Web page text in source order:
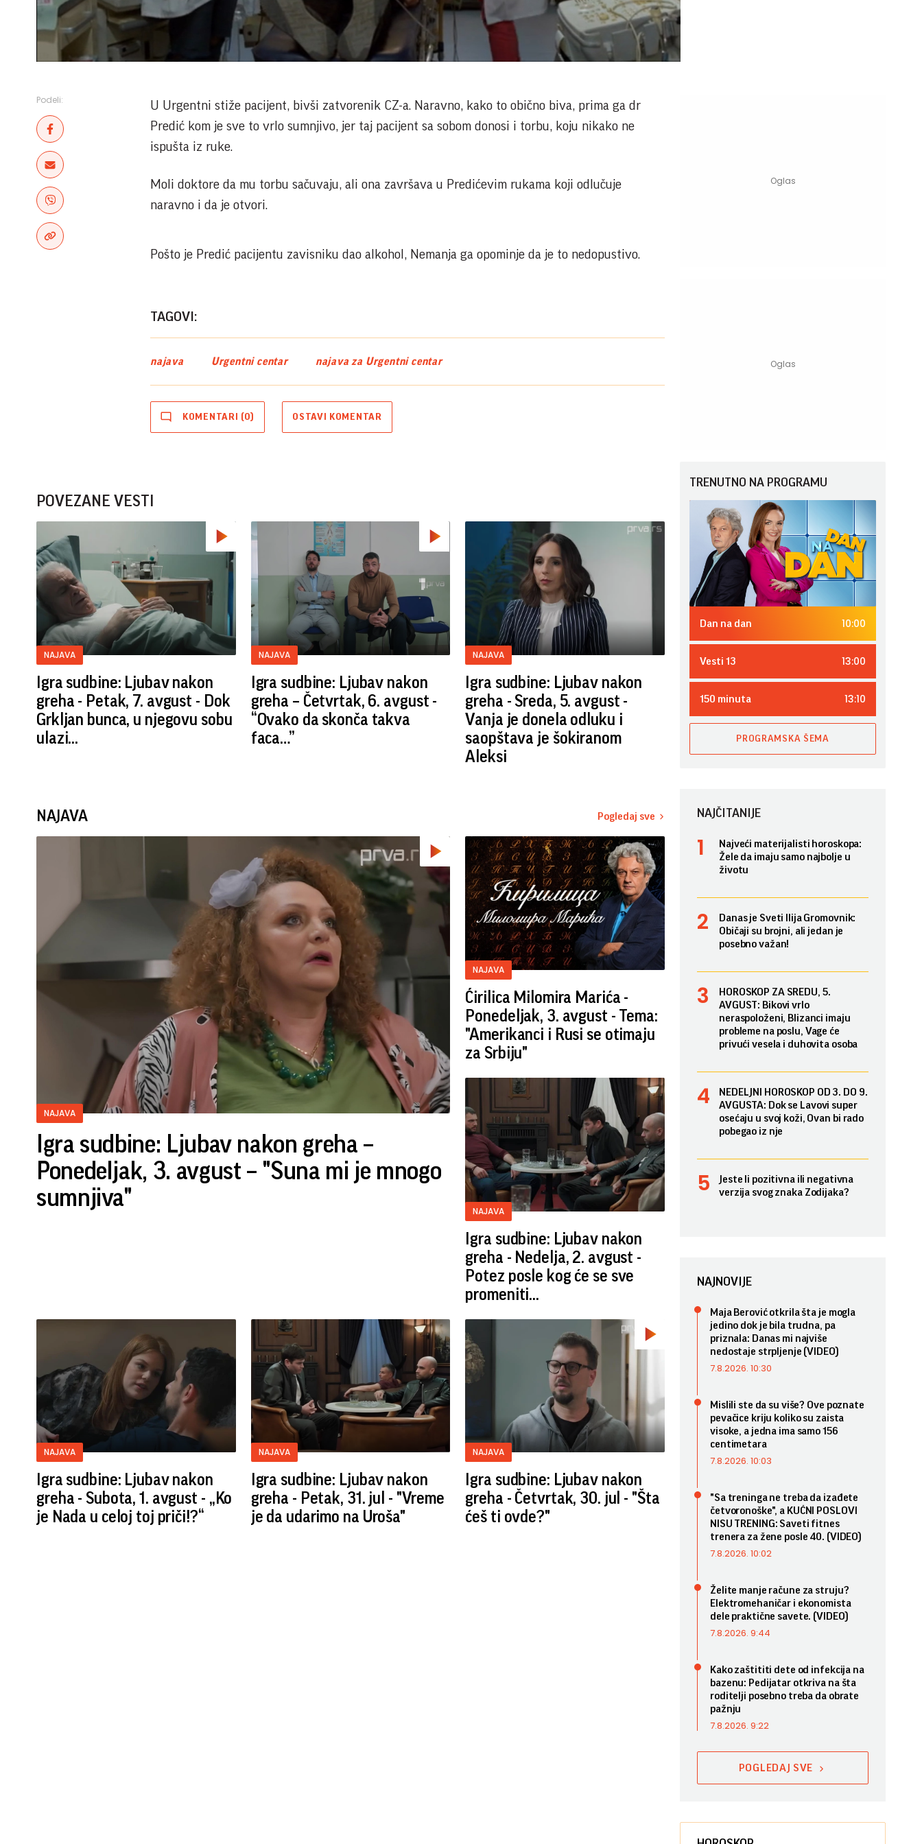
Video
Podeli:
U Urgentni stiže pacijent, bivši zatvorenik CZ-a. Naravno, kako to obično biva, prima ga dr
Predić kom je sve to vrlo sumnjivo, jer taj pacijent sa sobom donosi i torbu, koju nikako ne
ispušta iz ruke.
Moli doktore da mu torbu sačuvaju, ali ona završava u Predićevim rukama koji odlučuje
naravno i da je otvori.
Pošto je Predić pacijentu zavisniku dao alkohol, Nemanja ga opominje da je to nedopustivo.
TAGOVI:
najava Urgentni centar najava za Urgentni centar
KOMENTARI (0) OSTAVI KOMENTAR
POVEZANE VESTI
NAJAVA
Igra sudbine: Ljubav nakon
greha - Petak, 7. avgust - Dok
Grkljan bunca, u njegovu sobu
ulazi...
NAJAVA
Igra sudbine: Ljubav nakon
greha – Četvrtak, 6. avgust -
“Ovako da skonča takva
faca…”
NAJAVA
Igra sudbine: Ljubav nakon
greha - Sreda, 5. avgust -
Vanja je donela odluku i
saopštava je šokiranom
Aleksi
NAJAVA Pogledaj sve
NAJAVA
Igra sudbine: Ljubav nakon greha –
Ponedeljak, 3. avgust – "Suna mi je mnogo
sumnjiva"
NAJAVA
Ćirilica Milomira Marića -
Ponedeljak, 3. avgust - Tema:
"Amerikanci i Rusi se otimaju
za Srbiju"
NAJAVA
Igra sudbine: Ljubav nakon
greha - Nedelja, 2. avgust -
Potez posle kog će se sve
promeniti...
NAJAVA
Igra sudbine: Ljubav nakon
greha - Subota, 1. avgust - „Ko
je Nada u celoj toj priči!?“
NAJAVA
Igra sudbine: Ljubav nakon
greha - Petak, 31. jul - "Vreme
je da udarimo na Uroša"
NAJAVA
Igra sudbine: Ljubav nakon
greha - Četvrtak, 30. jul - "Šta
ćeš ti ovde?"
TRENUTNO NA PROGRAMU
Dan na dan 10:00
Vesti 13 13:00
150 minuta 13:10
PROGRAMSKA ŠEMA
NAJČITANIJE
Najveći materijalisti horoskopa:
Žele da imaju samo najbolje u
životu
Danas je Sveti Ilija Gromovnik:
Običaji su brojni, ali jedan je
posebno važan!
HOROSKOP ZA SREDU, 5.
AVGUST: Bikovi vrlo
neraspoloženi, Blizanci imaju
probleme na poslu, Vage će
privući vesela i duhovita osoba
NEDELJNI HOROSKOP OD 3. DO 9.
AVGUSTA: Dok se Lavovi super
osećaju u svoj koži, Ovan bi rado
pobegao iz nje
Jeste li pozitivna ili negativna
verzija svog znaka Zodijaka?
NAJNOVIJE
Maja Berović otkrila šta je mogla
jedino dok je bila trudna, pa
priznala: Danas mi najviše
nedostaje strpljenje (VIDEO)
7.8.2026. 10:30
Mislili ste da su više? Ove poznate
pevačice kriju koliko su zaista
visoke, a jedna ima samo 156
centimetara
7.8.2026. 10:03
"Sa treninga ne treba da izađete
četvoronoške", a KUĆNI POSLOVI
NISU TRENING: Saveti fitnes
trenera za žene posle 40. (VIDEO)
7.8.2026. 10:02
Želite manje račune za struju?
Elektromehaničar i ekonomista
dele praktične savete. (VIDEO)
7.8.2026. 9:44
Kako zaštititi dete od infekcija na
bazenu: Pedijatar otkriva na šta
roditelji posebno treba da obrate
pažnju
7.8.2026. 9:22
POGLEDAJ SVE